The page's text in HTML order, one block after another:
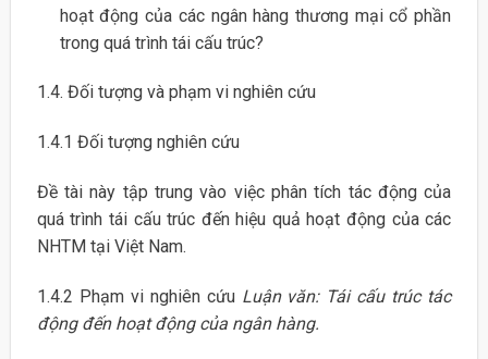
hoạt động của các ngân hàng thương mại cổ phần
trong quá trình tái cấu trúc?
1.4. Đối tượng và phạm vi nghiên cứu
1.4.1 Đối tượng nghiên cứu
Đề tài này tập trung vào việc phân tích tác động của
quá trình tái cấu trúc đến hiệu quả hoạt động của các
NHTM tại Việt Nam.
1.4.2 Phạm vi nghiên cứu Luận văn: Tái cấu trúc tác
động đến hoạt động của ngân hàng.